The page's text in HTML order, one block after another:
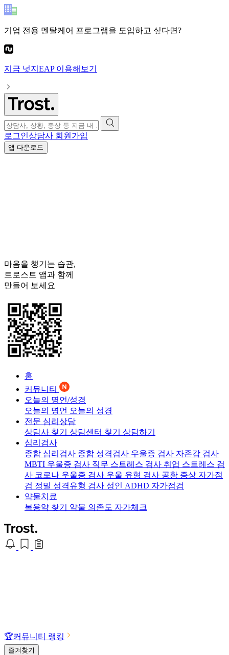
기업 전용 멘탈케어 프로그램을 도입하고 싶다면?
지금 넛지EAP이용해보기
로그인상담사 회원가입
앱 다운로드
마음을 챙기는 습관,
트로스트 앱과 함께
만들어 보세요
홈
커뮤니티
오늘의 명언/성경
오늘의 명언 오늘의 성경
전문 심리상담
상담사 찾기 상담센터 찾기 상담하기
심리검사
종합 심리검사 종합 성격검사 우울증 검사 자존감 검사
MBTI 우울증 검사 직무 스트레스 검사 취업 스트레스 검
사 코로나 우울증 검사 우울 유형 검사 공황 증상 자가점
검 정밀 성격유형 검사 성인 ADHD 자가점검
약물치료
복용약 찾기 약물 의존도 자가체크
🏆커뮤니티 랭킹
즐겨찾기